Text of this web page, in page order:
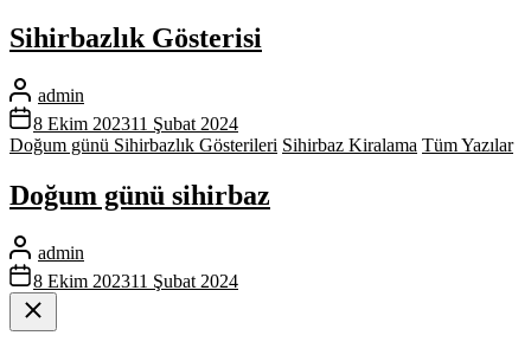
Sihirbazlık Gösterisi
admin
8 Ekim 202311 Şubat 2024
Doğum günü Sihirbazlık Gösterileri Sihirbaz Kiralama Tüm Yazılar
Doğum günü sihirbaz
admin
8 Ekim 202311 Şubat 2024